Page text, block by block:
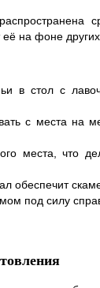
на фоне
в стол с
с места на
места, что
обеспечит
под силу